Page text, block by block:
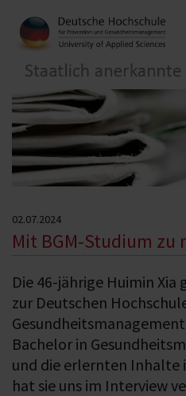
02.07.2024
Mit BGM-Studium zu
Die 46-jährige Huimin
zur Deutschen
Bachelor in
und die erlernten Inhalte
hat sie uns im Interview